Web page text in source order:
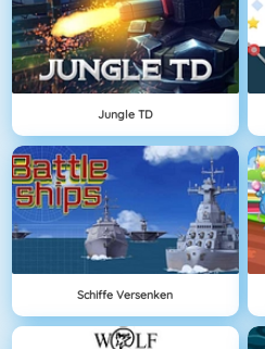
Jungle TD
Schiffe Versenken